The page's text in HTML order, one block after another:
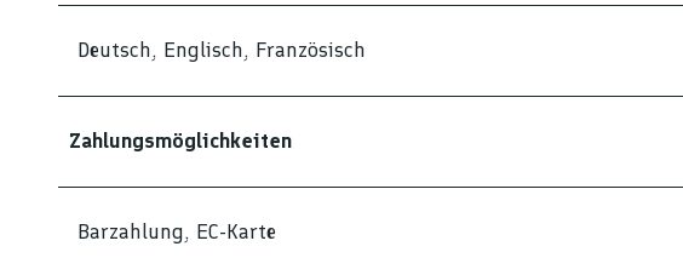
Deutsch, Englisch, Französisch
Zahlungsmöglichkeiten
Barzahlung, EC-Karte